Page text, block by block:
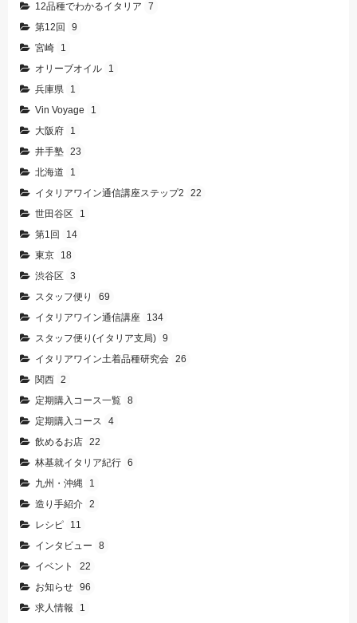
12品種でわかるイタリア
7
第12回
9
宮崎
1
オリーブオイル
1
兵庫県
1
Vin Voyage
1
大阪府
1
井手塾 23
北海道
1
イタリアワイン通信講座ステップ2
22
世田谷区
1
第1回
14
東京
18
渋谷区
3
スタッフ便り
69
イタリアワイン通信講座
134
スタッフ便り(イタリア支局) 9
イタリアワイン土着品種研究会 26
関西 2
定期購入コース一覧 8
定期購入コース
4
飲めるお店 22
林基就イタリア紀行 6
九州・沖縄
1
造り手紹介 2
レシピ
11
インタビュー
8
イベント
22
お知らせ 96
求人情報
1